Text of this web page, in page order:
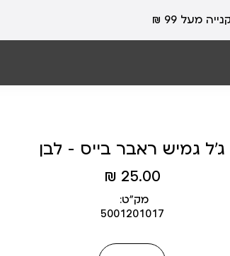
ג’ל גמיש ראבר בייס – לבן
מחיר
מוצר
25.00 ₪
מק״ט:
5001201017
כמות